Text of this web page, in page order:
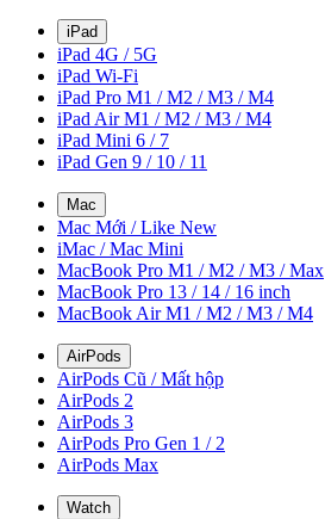
iPad
iPad 4G / 5G
iPad Wi-Fi
iPad Pro M1 / M2 / M3 / M4
iPad Air M1 / M2 / M3 / M4
iPad Mini 6 / 7
iPad Gen 9 / 10 / 11
Mac
Mac Mới / Like New
iMac / Mac Mini
MacBook Pro M1 / M2 / M3 / Max
MacBook Pro 13 / 14 / 16 inch
MacBook Air M1 / M2 / M3 / M4
AirPods
AirPods Cũ / Mất hộp
AirPods 2
AirPods 3
AirPods Pro Gen 1 / 2
AirPods Max
Watch